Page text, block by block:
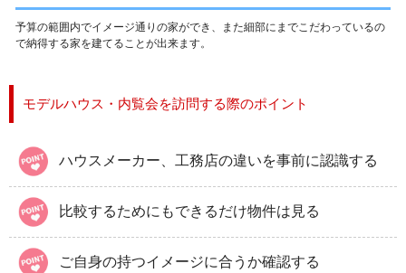
予算の範囲内でイメージ通りの家ができ、また細部にまでこだわっているの
で納得する家を建てることが出来ます。
モデルハウス・内覧会を訪問する際のポイント
ハウスメーカー、工務店の違いを事前に認識する
比較するためにもできるだけ物件は見る
ご自身の持つイメージに合うか確認する